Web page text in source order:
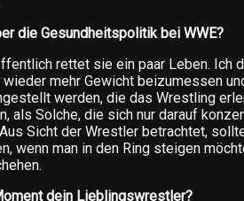
die Gesundheitspolitik bei WWE?
rettet sie ein paar Leben. Ich
mehr Gewicht beizumessen
werden, die das Wrestling
als Solche, die sich nur darauf
Sicht der Wrestler betrachtet,
wenn man in den Ring steigen
dein Lieblingswrestler?